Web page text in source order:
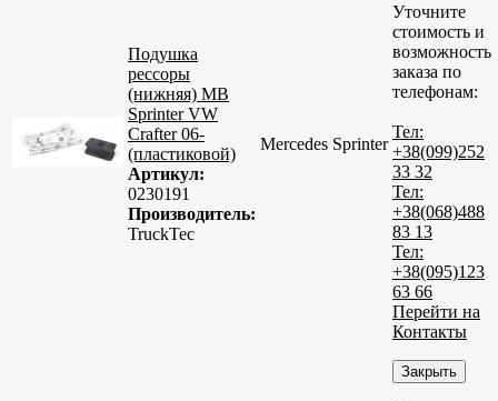
Подушка
рессоры
(нижняя) MB
Sprinter VW
Crafter 06-
(пластиковой)
Артикул:
0230191
Производитель:
TruckTec
Mercedes Sprinter
Уточните
стоимость и
возможность
заказа по
телефонам:
Тел:
+38(099)252
33 32
Тел:
+38(068)488
83 13
Тел:
+38(095)123
63 66
Перейти на
Контакты
Закрыть